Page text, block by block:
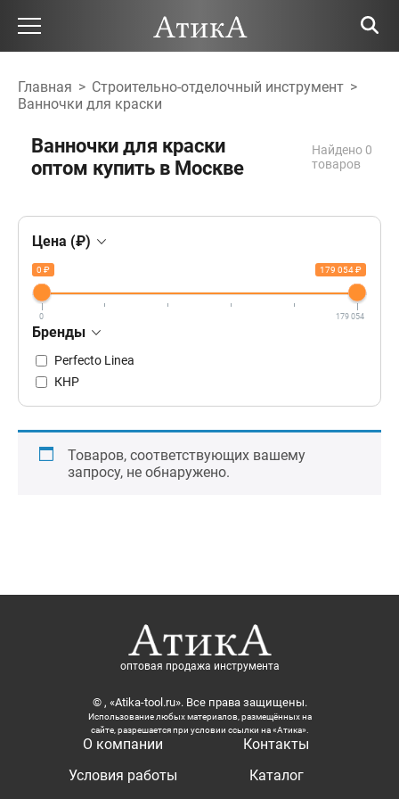
Главная > Строительно-отделочный инструмент >
Ванночки для краски
Ванночки для краски
оптом купить в Москве
Найдено 0
товаров
Цена (₽)
0 ₽ 179 054 ₽
0 179 054
Бренды
Perfecto Linea
КНР
Товаров, соответствующих вашему
запросу, не обнаружено.
оптовая продажа инструмента
© , «Atika-tool.ru». Все права защищены.
Использование любых материалов, размещённых на
сайте, разрешается при условии ссылки на «Атика».
О компании
Условия работы
Контакты
Каталог